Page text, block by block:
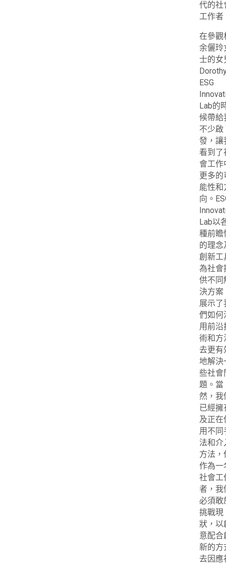
代的社
工作者
在參觀
余儷玲
士的女
ESG
Lab的
候帶給
不少啟
發，讓
看到了
會工作
更多的
能性和
向。
Lab以
種前瞻
的理念
創新工
為社會
供不同
決方案
展示了
們如何
用前沿
術和方
去更有
地解決
些社會
題。當
然，我
已經擁
及正在
用不同
法和介
方法，
作為一
社會工
者，我
必須敢
挑戰現
狀，以
意配合
新的方
去因應